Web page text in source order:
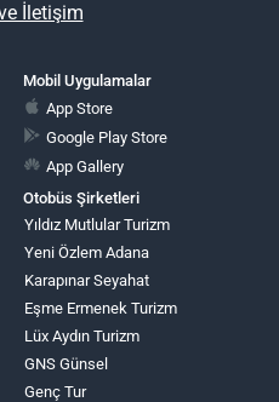
İletişim
Mobil Uygulamalar
App Store
Google Play Store
App Gallery
Otobüs Şirketleri
Yıldız Mutlular Turizm
Yeni Özlem Adana
Karapınar Seyahat
Eşme Ermenek Turizm
Lüx Aydın Turizm
GNS Günsel
Genç Tur